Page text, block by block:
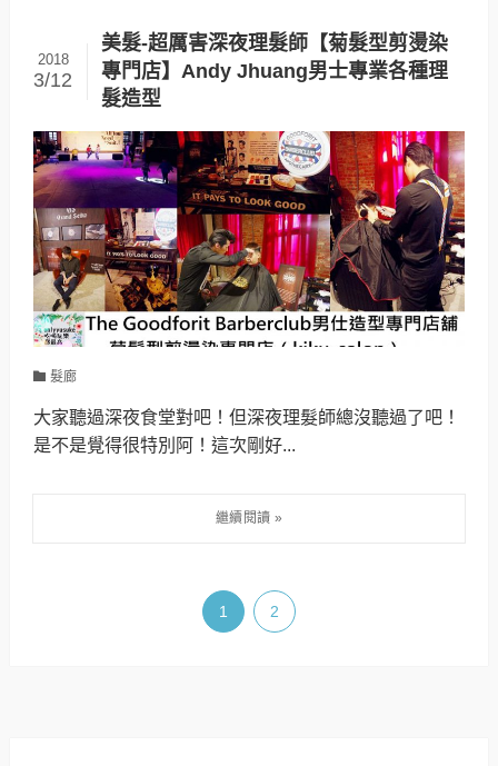
美髮-超厲害深夜理髮師【菊髮型剪燙染
專門店】Andy Jhuang男士專業各種理
髮造型
2018
3/12
髮廊
大家聽過深夜食堂對吧！但深夜理髮師總沒聽過了吧！
是不是覺得很特別阿！這次剛好...
1 2